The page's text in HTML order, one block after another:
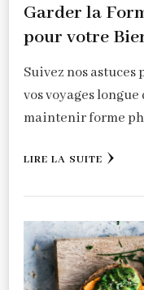
Garder la
pour votre
Suivez nos
vos voyages
maintenir forme
LIRE LA SUITE